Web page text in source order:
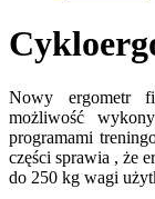
Nowy ergometr
możliwość
programami
części sprawia , że
do 250 kg wagi